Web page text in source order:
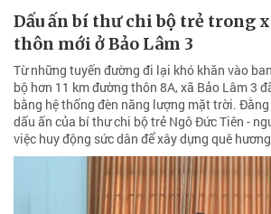
Dấu ấn bí thư chi bộ trẻ trong
thôn mới ở Bảo Lâm 3
Từ những tuyến đường đi lại khó khăn vào
bộ hơn 11 km đường thôn 8A, xã Bảo Lâm 3
bằng hệ thống đèn năng lượng mặt trời.
dấu ấn của bí thư chi bộ trẻ Ngô Đức Tiên -
việc huy động sức dân để xây dựng quê